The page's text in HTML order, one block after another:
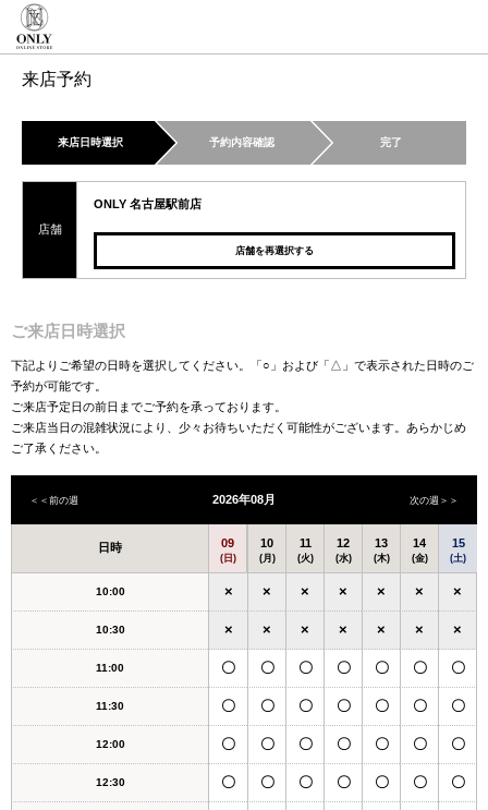
来店予約
来店日時選択 予約内容確認 完了
店舗
ONLY 名古屋駅前店
店舗を再選択する
ご来店日時選択
下記よりご希望の日時を選択してください。「○」および「△」で表示された日時のご
予約が可能です。
ご来店予定日の前日までご予約を承っております。
ご来店当日の混雑状況により、少々お待ちいただく可能性がございます。あらかじめ
ご了承ください。
＜＜前の週 2026年08月 次の週＞＞
日時 09
(日)
10
(月)
11
(火)
12
(水)
13
(木)
14
(金)
15
(土)
10:00 × × × × × × ×
10:30 × × × × × × ×
11:00 〇 〇 〇 〇 〇 〇 〇
11:30 〇 〇 〇 〇 〇 〇 〇
12:00 〇 〇 〇 〇 〇 〇 〇
12:30 〇 〇 〇 〇 〇 〇 〇